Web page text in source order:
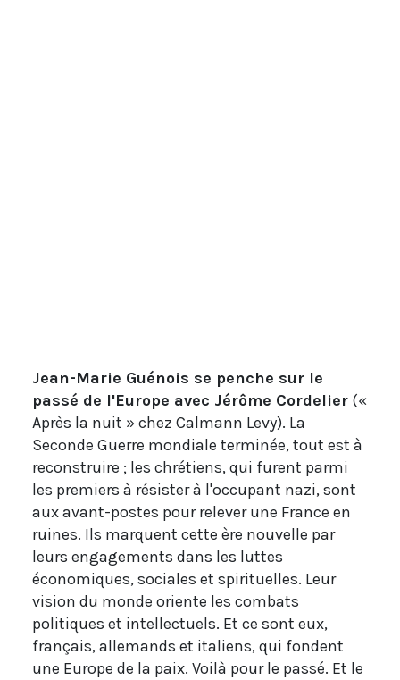
Jean-Marie Guénois se penche sur le
passé de l'Europe avec Jérôme Cordelier («
Après la nuit » chez Calmann Levy). La
Seconde Guerre mondiale terminée, tout est à
reconstruire ; les chrétiens, qui furent parmi
les premiers à résister à l'occupant nazi, sont
aux avant-postes pour relever une France en
ruines. Ils marquent cette ère nouvelle par
leurs engagements dans les luttes
économiques, sociales et spirituelles. Leur
vision du monde oriente les combats
politiques et intellectuels. Et ce sont eux,
français, allemands et italiens, qui fondent
une Europe de la paix. Voilà pour le passé. Et le